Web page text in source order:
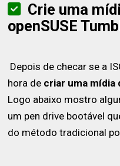
Crie uma
openSUSE
Depois de checar se a
hora de criar uma mídia
Logo abaixo mostro
um pen drive bootável
do método tradicional